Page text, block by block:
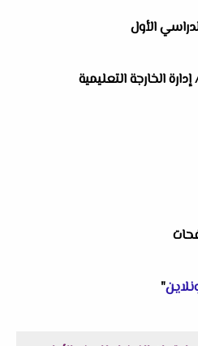
الأول
إدارة الخارجة التعليمية
"